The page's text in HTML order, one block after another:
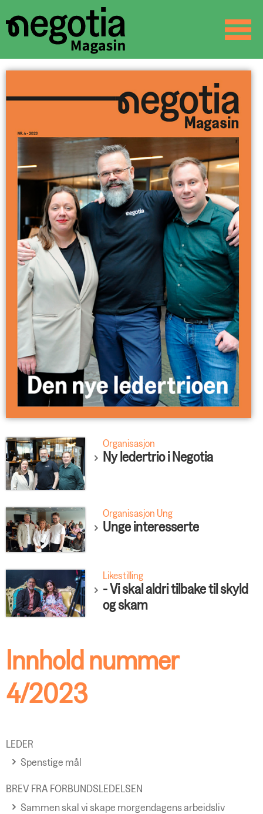
SØK
☰
Organisasjon
Ny ledertrio i Negotia
Organisasjon Ung
Unge interesserte
Likestilling
- Vi skal aldri tilbake til skyld
og skam
Innhold nummer
4/2023
LEDER
Spenstige mål
BREV FRA FORBUNDSLEDELSEN
Sammen skal vi skape morgendagens arbeidsliv